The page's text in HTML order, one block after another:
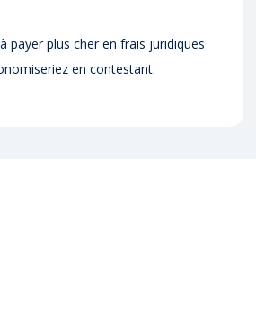
payer plus cher en frais juridiques
en contestant.